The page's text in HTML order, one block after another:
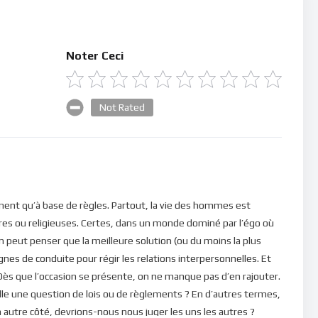
Noter Ceci
Not Rated
qu’à base de règles. Partout, la vie des hommes est
ou religieuses. Certes, dans un monde dominé par l’égo où
peut penser que la meilleure solution (ou du moins la plus
de conduite pour régir les relations interpersonnelles. Et
que l’occasion se présente, on ne manque pas d’en rajouter.
une question de lois ou de règlements ? En d’autres termes,
autre côté, devrions-nous nous juger les uns les autres ?